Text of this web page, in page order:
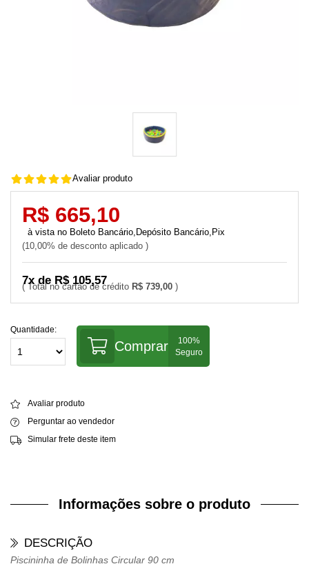
Avaliar produto
R$ 739,00
7x de R$ 105,57
R$ 665,10
10,00% de desconto aplicado
Boleto Bancário,Depósito Bancário,Pix
Quantidade:
Comprar
Avaliar produto
Perguntar ao vendedor
Simular frete deste item
Informações sobre o produto
DESCRIÇÃO
Piscininha de Bolinhas Circular 90 cm